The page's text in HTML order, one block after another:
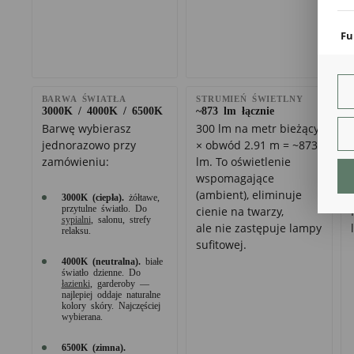
BARWA ŚWIATŁA
3000K / 4000K / 6500K
Barwę wybierasz
jednorazowo przy
zamówieniu:
3000K (ciepła).
żółtawe,
przytulne światło. Do
sypialni , salonu, strefy
relaksu.
4000K (neutralna).
białe
światło dzienne. Do
łazienki , garderoby —
najlepiej oddaje naturalne
kolory skóry. Najczęściej
wybierana.
6500K (zimna).
STRUMIEŃ ŚWIETLNY
~873 lm łącznie
300 lm na metr bieżący
× obwód 2.91 m = ~873
lm. To oświetlenie
wspomagające
(ambient), eliminuje
cienie na twarzy,
ale nie zastępuje lampy
sufitowej.